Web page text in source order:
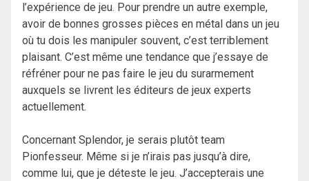
l’expérience de jeu. Pour prendre un autre exemple,
avoir de bonnes grosses pièces en métal dans un jeu
où tu dois les manipuler souvent, c’est terriblement
plaisant. C’est même une tendance que j’essaye de
réfréner pour ne pas faire le jeu du surarmement
auxquels se livrent les éditeurs de jeux experts
actuellement.
Concernant Splendor, je serais plutôt team
Pionfesseur. Même si je n’irais pas jusqu’à dire,
comme lui, que je déteste le jeu. J’accepterais une